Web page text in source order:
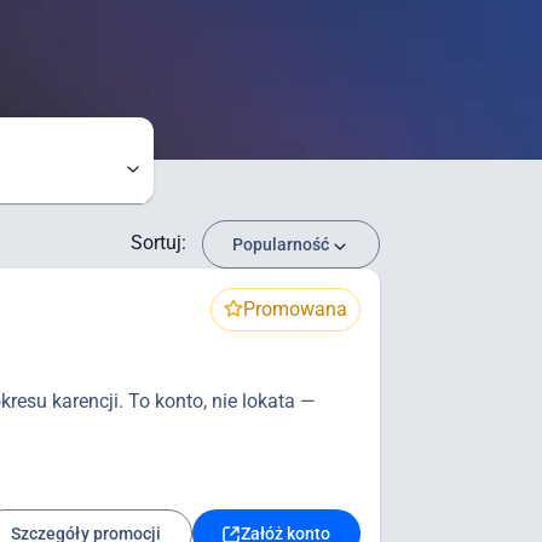
Sortuj: Popularność
Promowana
karencji. To konto, nie lokata —
Szczegóły promocji Załóż konto